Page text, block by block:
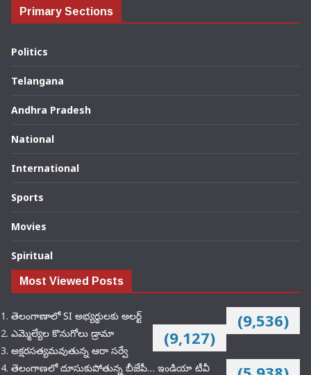
Primary Sections
Politics
Telangana
Andhra Pradesh
National
International
Sports
Movies
Spiritual
Most Viewed Posts
తెలంగాణాలో SI అభ్యర్థులకు అలర్ట్ (9,536)
ఎమ్మెల్యేల కొనుగోలు డ్రామా (9,127)
అక్షరసత్యమవుతున్న ఆరా సర్వే
తెలంగాణలో దూసుకుపోతున్న బీజేపీ… ఇండియా టీవీ